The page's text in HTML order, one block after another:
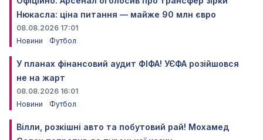
Нюкасла: ціна питання — майже 90 млн євро
08.08.2026 17:01
Новини
Футбол
У планах фінансовий аудит ФІФА! УЄФА розійшовся
не на жарт
08.08.2026 16:01
Новини
Футбол
Вілли, розкішні авто та побутовий рай! Мохамед